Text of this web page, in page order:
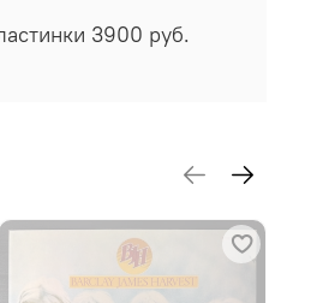
3900 руб.